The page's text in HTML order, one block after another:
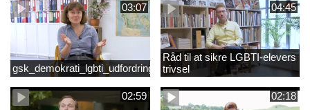
03:07
gsk_demokrati_lgbti_udfordringer
04:45
Råd til at sikre LGBTI-elevers
trivsel
02:59 02:18